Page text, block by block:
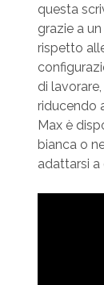
questa
grazie a
rispetto
di
riducendo
Max è
bianca o
adattarsi a